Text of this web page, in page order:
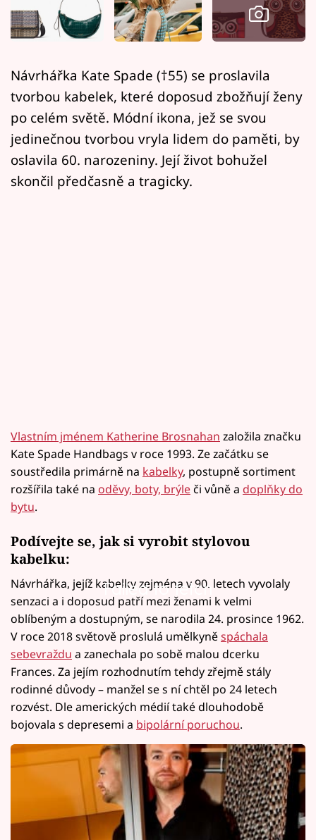
Mámy sobě
Sledujte nás
Návrhářka Kate Spade (†55) se proslavila
tvorbou kabelek, které doposud zbožňují ženy
po celém světě. Módní ikona, jež se svou
jedinečnou tvorbou vryla lidem do paměti, by
oslavila 60. narozeniny. Její život bohužel
skončil předčasně a tragicky.
Vlastním jménem Katherine Brosnahan založila značku
Kate Spade Handbags v roce 1993. Ze začátku se
soustředila primárně na kabelky, postupně sortiment
rozšířila také na oděvy, boty, brýleči vůně a doplňky do
bytu.
Podívejte se, jak si vyrobit stylovou
kabelku:
Failed to fetch
Návrhářka, jejíž kabelky zejména v 90. letech vyvolaly
senzaci a i doposud patří mezi ženami k velmi
oblíbeným a dostupným, se narodila 24. prosince 1962.
V roce 2018 světově proslulá umělkyněspáchala
sebevraždu a zanechala po sobě malou dcerku
Frances. Za jejím rozhodnutím tehdy zřejmě stály
rodinné důvody – manžel se s ní chtěl po 24 letech
rozvést. Dle amerických médií také dlouhodobě
bojovala s depresemi a bipolární poruchou.